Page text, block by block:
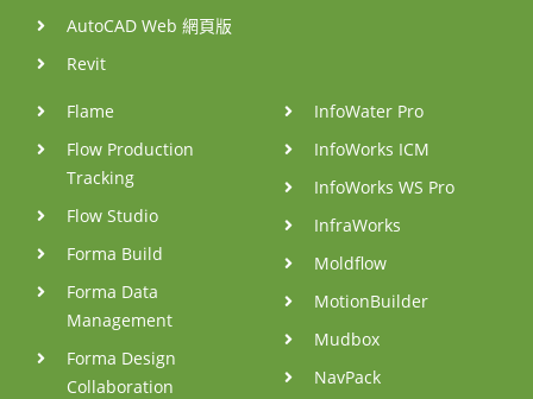
AutoCAD Web 網頁版
Revit
Flame
Flow Production
Tracking
Flow Studio
Forma Build
Forma Data
Management
Forma Design
Collaboration
InfoWater Pro
InfoWorks ICM
InfoWorks WS Pro
InfraWorks
Moldflow
MotionBuilder
Mudbox
NavPack